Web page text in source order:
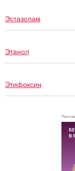
Эстазолам
Этанол
Этифоксин